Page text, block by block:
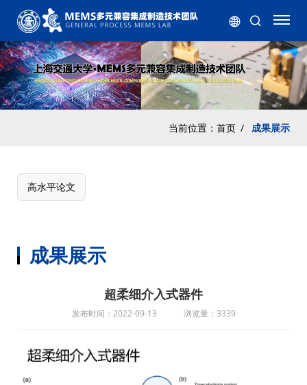
当前位置： 首页 / 成果展示
高水平论文
成果展示
超柔细介入式器件
发布时间：2022-09-13 浏览量：3339